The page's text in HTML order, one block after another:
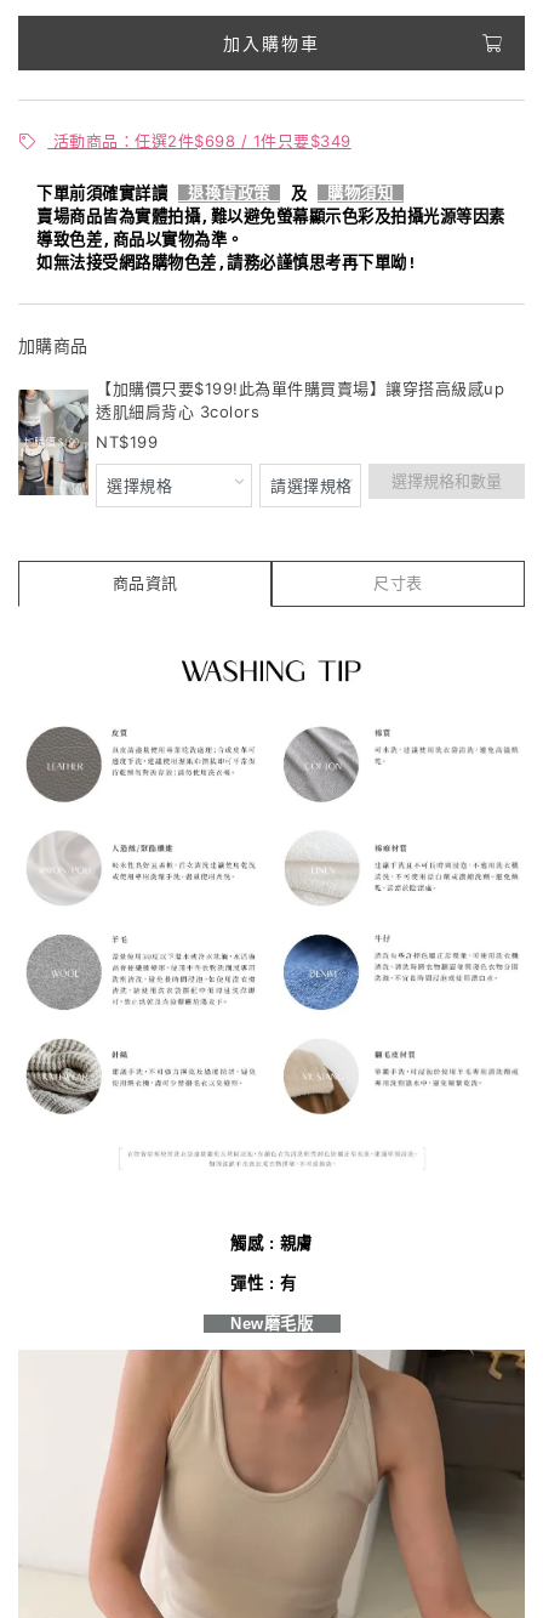
加入購物車
活動商品：任選2件$698 / 1件只要$349
下單前須確實詳讀 退換貨政策 及
購物須知
賣場商品皆為實體拍攝,難以避免螢幕顯示色彩及拍攝光源等因素
導致色差,商品以實物為準。
如無法接受網路購物色差,請務必謹慎思考再下單呦!
加購商品
【加購價只要$199!此為單件購買賣場】讓穿搭高級感up
透肌細肩背心 3colors
199
選擇規格和數量
商品資訊 尺寸表
觸感 : 親膚
彈性 : 有
New磨毛版